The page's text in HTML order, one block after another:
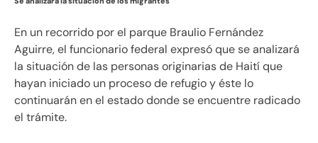
En un recorrido por el parque Braulio Fernández
Aguirre, el funcionario federal expresó que se analizará
la situación de las personas originarias de Haití que
hayan iniciado un proceso de refugio y éste lo
continuarán en el estado donde se encuentre radicado
el trámite.